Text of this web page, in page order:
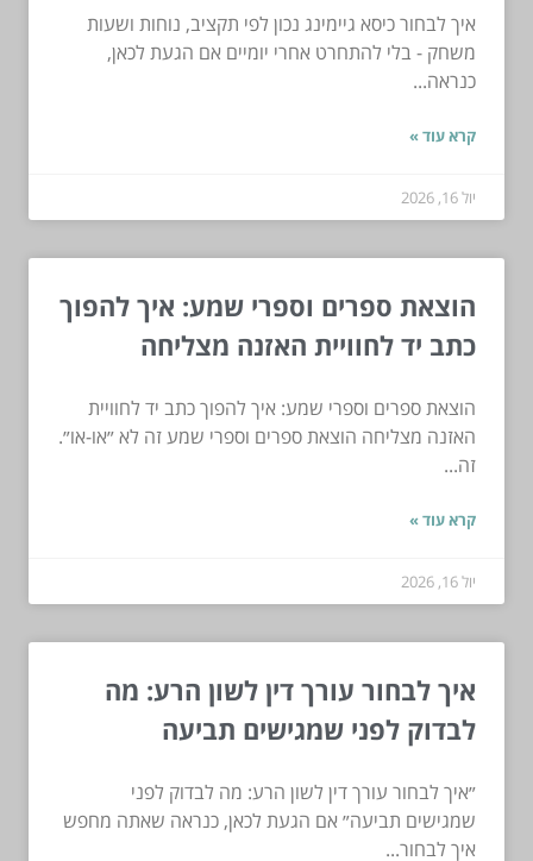
איך לבחור כיסא גיימינג נכון לפי תקציב, נוחות ושעות
משחק - בלי להתחרט אחרי יומיים אם הגעת לכאן,
כנראה...
קרא עוד »
יול 16, 2026
הוצאת ספרים וספרי שמע: איך להפוך
כתב יד לחוויית האזנה מצליחה
הוצאת ספרים וספרי שמע: איך להפוך כתב יד לחוויית
האזנה מצליחה הוצאת ספרים וספרי שמע זה לא ״או-או״.
זה...
קרא עוד »
יול 16, 2026
איך לבחור עורך דין לשון הרע: מה
לבדוק לפני שמגישים תביעה
״איך לבחור עורך דין לשון הרע: מה לבדוק לפני
שמגישים תביעה״ אם הגעת לכאן, כנראה שאתה מחפש
איך לבחור...